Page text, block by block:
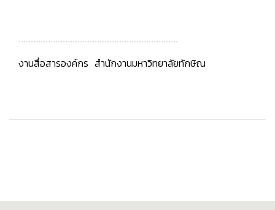
.................................................................
งานสื่อสารองค์กร สำนักงานมหาวิทยาลัยทักษิณ